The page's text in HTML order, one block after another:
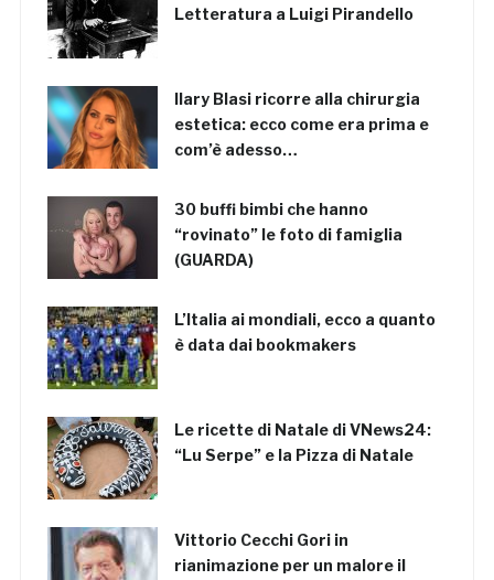
Letteratura a Luigi Pirandello
Ilary Blasi ricorre alla chirurgia
estetica: ecco come era prima e
com’è adesso…
30 buffi bimbi che hanno
“rovinato” le foto di famiglia
(GUARDA)
L’Italia ai mondiali, ecco a quanto
è data dai bookmakers
Le ricette di Natale di VNews24:
“Lu Serpe” e la Pizza di Natale
Vittorio Cecchi Gori in
rianimazione per un malore il